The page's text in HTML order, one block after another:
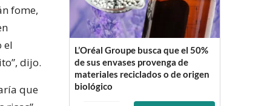
fome,
el
dijo.
que
L’Oréal Groupe busca que el 50%
de sus envases provenga de
materiales reciclados o de origen
biológico